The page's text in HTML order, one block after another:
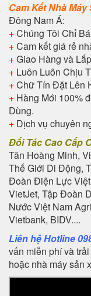
Cam Kết Nhà
Đông Nam Á:
+Chúng Tôi Chỉ
+Cam kết giá rẻ
+Giao Hàng và
+ Luôn Luôn Chịu
+Chữ Tín Đặt Lên
+ Hàng Mới 100%
Dùng.
+ Dịch vụ chuyên
Đối Tác Cao Cấp
Tân Hoàng Minh,
Thế Giới Di Động,
Đoàn Điện Lực
VietJet, Tập Đoàn
Nước Việt Nam
Vietbank, BIDV....
Liên hệ Hotline
vấn miễn phí và
hoặc nhà máy sản